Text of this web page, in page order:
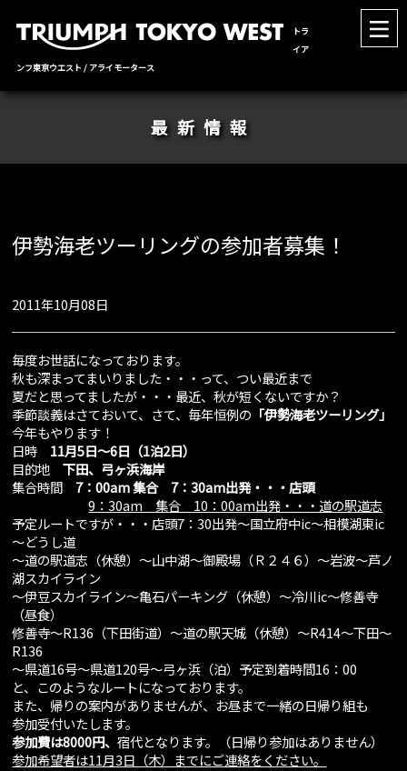
トラ
イア
ンフ東京ウエスト / アライモータース
最新情報
伊勢海老ツーリングの参加者募集！
2011年10月08日
毎度お世話になっております。
秋も深まってまいりました・・・って、つい最近まで
夏だと思ってましたが・・・最近、秋が短くないですか？
季節談義はさておいて、さて、毎年恒例の 「伊勢海老ツーリング」
今年もやります！
日時 11月5日～6日（1泊2日）
目的地下田、弓ヶ浜海岸
集合時間 7：00am 集合 7：30am出発・・・店頭
9：30am 集合 10：00am出発・・・道の駅道志
予定ルートですが・・・店頭7：30出発～国立府中ic～相模湖東ic
～どうし道
～道の駅道志（休憩）～山中湖～御殿場（Ｒ２４６）～岩波～芦ノ
湖スカイライン
～伊豆スカイライン～亀石パーキング（休憩）～冷川ic～修善寺
（昼食）
修善寺～R136（下田街道）～道の駅天城（休憩）～R414～下田～
R136
～県道16号～県道120号～弓ヶ浜（泊）予定到着時間16：00
と、このようなルートになっております。
また、帰りの案内がありませんが、お昼まで一緒の日帰り組も
参加受付いたします。
参加費は8000円、宿代となります。（日帰り参加はありません）
参加希望者は11月3日（木）までにご連絡をください。